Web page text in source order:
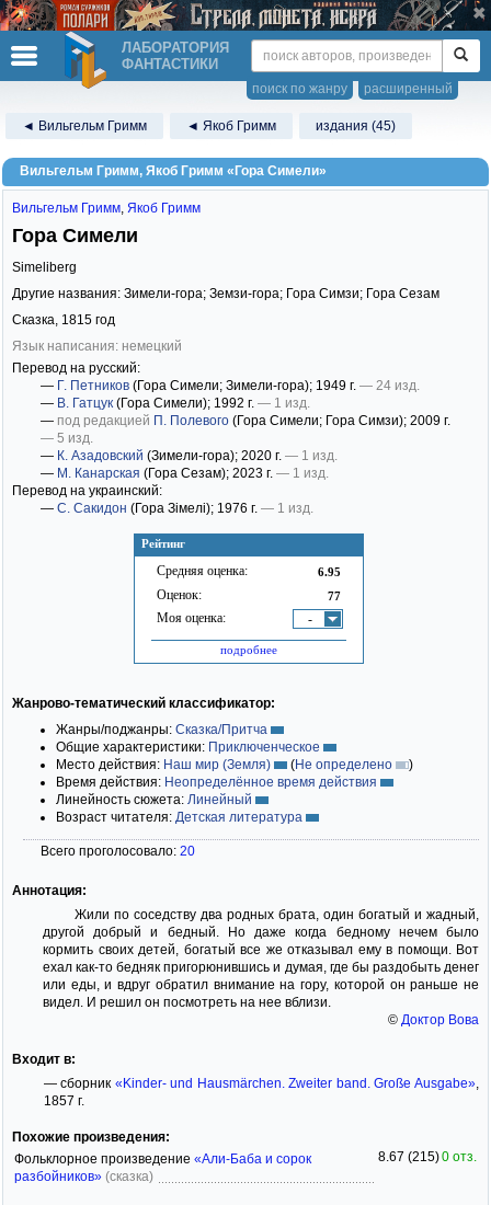
ЛАБОРАТОРИЯ
ФАНТАСТИКИ
расширенный
поиск по жанру
◄ Вильгельм Гримм ◄ Якоб Гримм издания (45)
Вильгельм Гримм, Якоб Гримм «Гора Симели»
Рейтинг
Средняя оценка: 6.95
Оценок: 77
Моя оценка: -
подробнее
Вильгельм Гримм, Якоб Гримм
Гора Симели
Simeliberg
Другие названия: Зимели-гора; Земзи-гора; Гора Симзи; Гора Сезам
Сказка, 1815 год
Язык написания: немецкий
Перевод на русский:
— Г. Петников (Гора Симели; Зимели-гора); 1949 г. — 24 изд.
— В. Гатцук (Гора Симели); 1992 г. — 1 изд.
— под редакцией П. Полевого (Гора Симели; Гора Симзи); 2009 г.
— 5 изд.
— К. Азадовский (Зимели-гора); 2020 г. — 1 изд.
— М. Канарская (Гора Сезам); 2023 г. — 1 изд.
Перевод на украинский:
— С. Сакидон (Гора Зiмелi); 1976 г. — 1 изд.
Жанрово-тематический классификатор:
Жанры/поджанры: Сказка/Притча
Общие характеристики: Приключенческое
Место действия: Наш мир (Земля) (Не определено
)
Время действия: Неопределённое время действия
Линейность сюжета: Линейный
Возраст читателя: Детская литература
Всего проголосовало: 20
Аннотация:
Жили по соседству два родных брата, один богатый и жадный,
другой добрый и бедный. Но даже когда бедному нечем было
кормить своих детей, богатый все же отказывал ему в помощи. Вот
ехал как-то бедняк пригорюнившись и думая, где бы раздобыть денег
или еды, и вдруг обратил внимание на гору, которой он раньше не
видел. И решил он посмотреть на нее вблизи.
© Доктор Вова
Входит в:
— сборник «Kinder- und Hausmärchen. Zweiter band. Große Ausgabe»
1857 г.
Похожие произведения:
Фольклорное произведение «Али-Баба и сорок
разбойников» (сказка)
8.67 (215)0 отз.